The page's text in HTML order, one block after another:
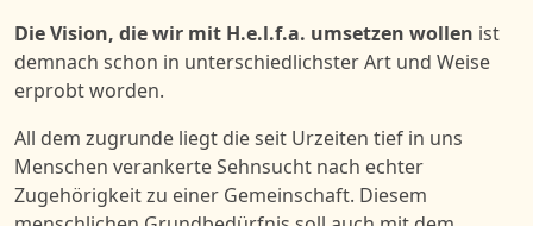
Die Vision, die wir mit H.e.l.f.a. umsetzen wollen ist
demnach schon in unterschiedlichster Art und Weise
erprobt worden.
All dem zugrunde liegt die seit Urzeiten tief in uns
Menschen verankerteSehnsucht nach echter
Zugehörigkeit zu einer Gemeinschaft. Diesem